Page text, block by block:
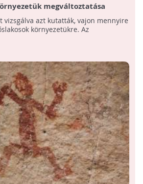
megváltoztatása
őslakosok
vizsgálva azt kutatták, vajon mennyire
környezetükre. Az